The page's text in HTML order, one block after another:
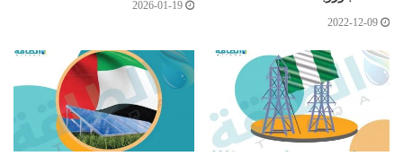
2022-12-09
2026-01-19